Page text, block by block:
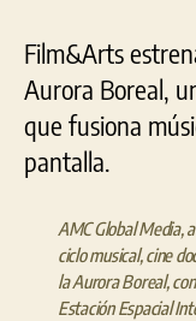
Film&Arts
Aurora Boreal,
que fusiona
pantalla.
AMC Global Media,
ciclo musical,cine
la Aurora Boreal,
Estación Espacial